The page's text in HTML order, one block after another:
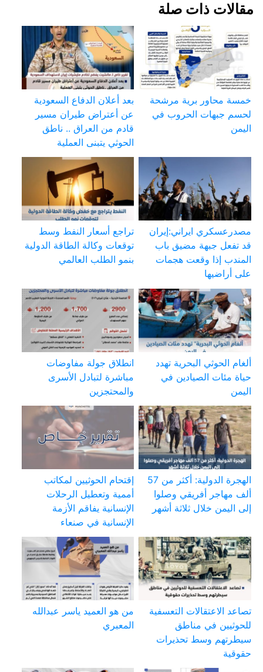
مقالات ذات صلة
خمسة محاور برية مرشحة
لحسم جبهات الحروب في
اليمن
بعد أعلان الدفاع السعودية
عن أعتراض طيران مسير
قادم من العراق .. ناطق
الحوثي يتبنى العملية
مصدرعسكري ايراني:إيران
قد تفعل جبهة مضيق باب
المندب إذا وقعت هجمات
على أراضيها
تراجع أسعار النفط وسط
توقعات وكالة الطاقة الدولية
بنمو الطلب العالمي
ألغام الحوثي البحرية تهدد
حياة مئات الصيادين في
اليمن
انطلاق جولة مفاوضات
مباشرة لتبادل الأسرى
والمحتجزين
الهجرة الدولية: أكثر من 57
ألف مهاجر أفريقي وصلوا
إلى اليمن خلال ثلاثة أشهر
إقتحام الحوثيين لمكاتب
أممية وتعطيل الرحلات
الإنسانية يفاقم الأزمة
الإنسانية في صنعاء
تصاعد الاعتقالات التعسفية
للحوثيين في مناطق
سيطرتهم وسط تحذيرات
حقوقية
من هو العميد ياسر عبدالله
المعبري